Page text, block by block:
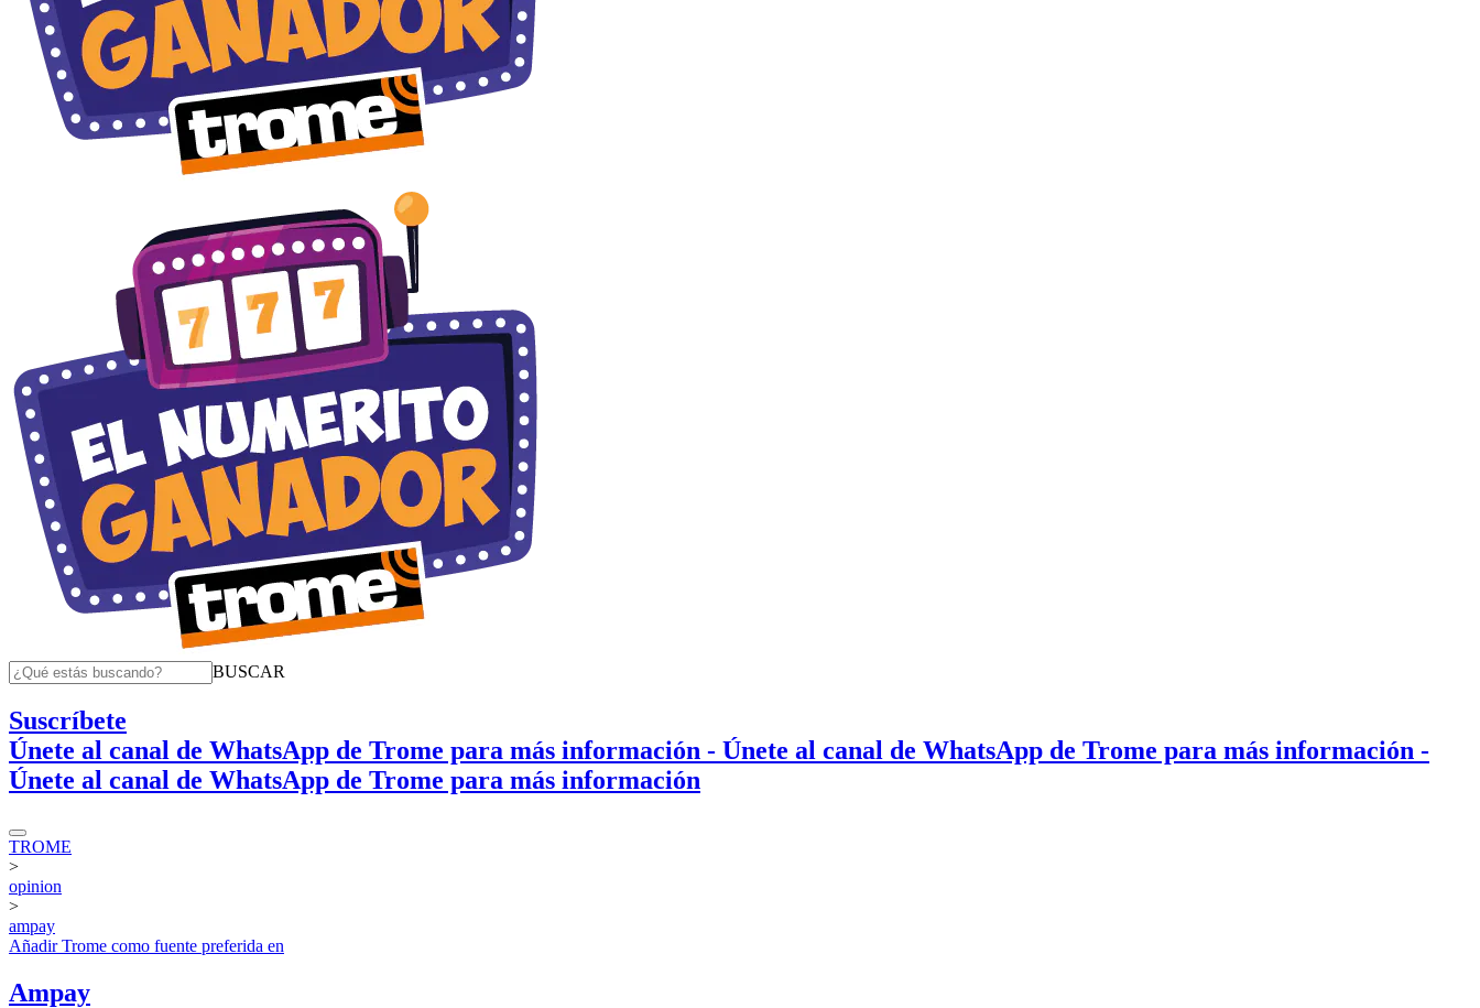
BUSCAR
Suscríbete
Únete al canal de WhatsApp de Trome para más información - Únete al canal de WhatsApp de Trome para más información -
Únete al canal de WhatsApp de Trome para más información
TROME
>
opinion
>
ampay
AñadirTrome como fuente preferida en
Ampay